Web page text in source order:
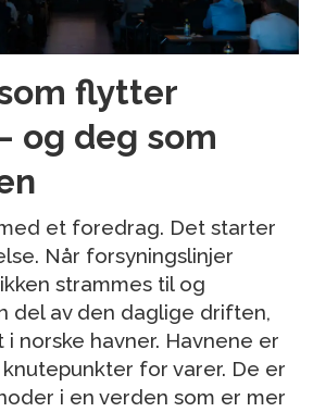
flytter
og deg som
et foredrag. Det starter
Når forsyningslinjer
strammes til og
del av den daglige driften,
norske havner. Havnene er
for varer. De er
i en verden som er mer